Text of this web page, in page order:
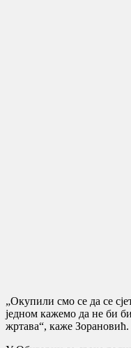
„Окупили смо се да се
једном кажемо да не би
жртава“, каже Зорановић.